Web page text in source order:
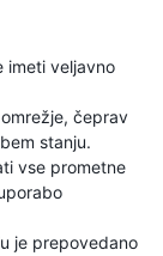
imeti veljavno
čeprav
stanju.
vse prometne
je prepovedano